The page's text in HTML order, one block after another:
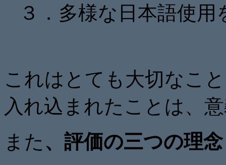
３．多様な日本語使用
これはとても大切なこ
入れ込まれたことは、
また 、評価の三つの理念